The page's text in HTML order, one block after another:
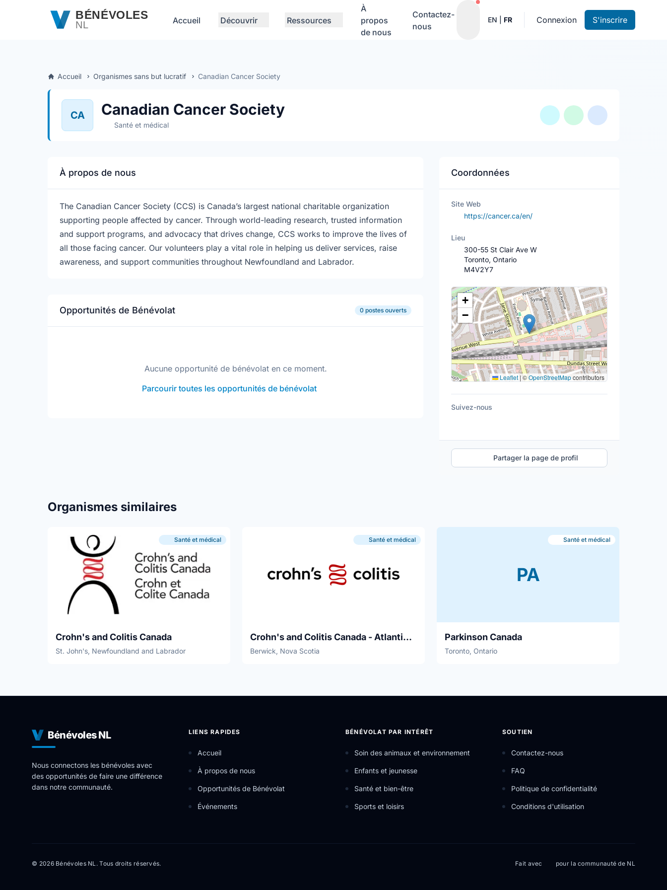
Passer au contenu principalBÉNÉVOLES
NL Accueil Découvrir Ressources
À
propos
de nous
Contactez-
nous
Notifications actives
EN FR Connexion S'inscrire
Accueil Organismes sans but lucratif Canadian Cancer Society
CA Canadian Cancer Society
Santé et médical
À propos de nous
The Canadian Cancer Society (CCS) is Canada’s largest national charitable organization
supporting people affected by cancer. Through world-leading research, trusted information
and support programs, and advocacy that drives change, CCS works to improve the lives of
all those facing cancer. Our volunteers play a vital role in helping us deliver services, raise
awareness, and support communities throughout Newfoundland and Labrador.
Opportunités de Bénévolat 0 postes ouverts
Aucune opportunité de bénévolat en ce moment.
Parcourir toutes les opportunités de bénévolat
Coordonnées
Site Web
https://cancer.ca/en/
Lieu
300-55 St Clair Ave W
Toronto, Ontario
M4V2Y7
Lieu
+
−
Leaflet | ©OpenStreetMapcontributors
Suivez-nous
Partager la page de profil
Organismes similaires
Santé et médical
Crohn's and Colitis Canada
St. John's, Newfoundland and Labrador
Santé et médical
Crohn's and Colitis Canada - Atlantic Region
Berwick, Nova Scotia
PA
Santé et médical
Parkinson Canada
Toronto, Ontario
Bénévoles NL
Nous connectons les bénévoles avec
des opportunités de faire une différence
dans notre communauté.
LIENS RAPIDES
Accueil
À propos de nous
Opportunités de Bénévolat
Événements
BÉNÉVOLAT PAR INTÉRÊT
Soin des animaux et environnement
Enfants et jeunesse
Santé et bien-être
Sports et loisirs
SOUTIEN
Contactez-nous
FAQ
Politique de confidentialité
Conditions d'utilisation
© 2026 Bénévoles NL. Tous droits réservés. Fait avec pour la communauté de NL